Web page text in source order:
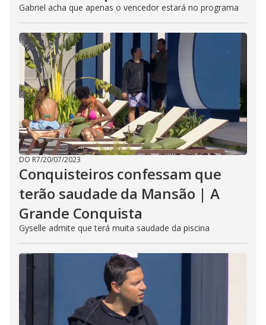
Gabriel acha que apenas o vencedor estará no programa
DO R7/20/07/2023
Conquisteiros confessam que
terão saudade da Mansão | A
Grande Conquista
Gyselle admite que terá muita saudade da piscina